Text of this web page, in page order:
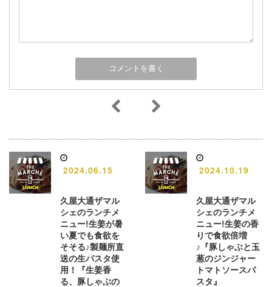
2024.06.15
久屋大通ザマル
シェのランチメ
ニュー!生姜が暑
い夏でも食欲を
そそる♪製麺所直
送の生パスタ使
用！『生姜香
る、豚しゃぶの
2024.10.19
久屋大通ザマル
シェのランチメ
ニュー!生姜の香
りで食欲倍増
♪『豚しゃぶと玉
葱のジンジャー
トマトソースパ
スタ』